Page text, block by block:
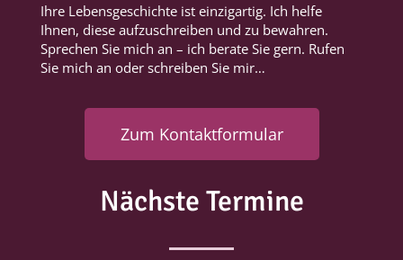
Ihre Lebensgeschichte ist einzigartig. Ich helfe
Ihnen, diese aufzuschreiben und zu bewahren.
Sprechen Sie mich an – ich berate Sie gern. Rufen
Sie mich an oder schreiben Sie mir…
Zum Kontaktformular
Nächste Termine